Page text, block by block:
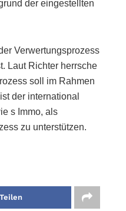
der eingestellten
Verwertungsprozess
Laut Richter herrsche
soll im Rahmen
der international
s Immo, als
zu unterstützen.
Teilen